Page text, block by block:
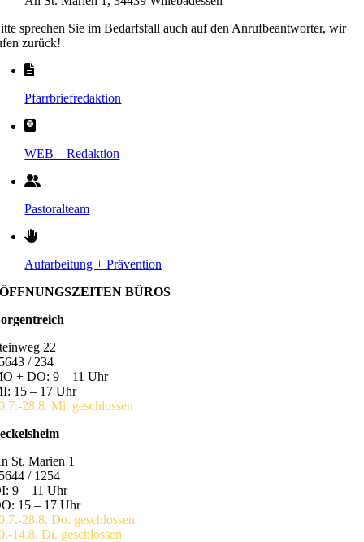
sprechen Sie im Bedarfsfall auch auf den Anrufbeantworter, wir
zurück!
Pfarrbriefredaktion
WEB – Redaktion
Pastoralteam
Aufarbeitung + Prävention
ÖFFNUNGSZEITEN BÜROS
22
/ 234
+ DO: 9 – 11 Uhr
15 – 17 Uhr
28.8. Mi. geschlossen
St. Marien 1
/ 1254
9 – 11 Uhr
15 – 17 Uhr
28.8. Do. geschlossen
14.8. Di. geschlossen